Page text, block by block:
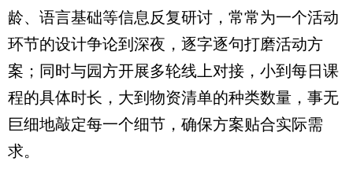
龄、语言基础等信息反复研讨，常常为一个活动
环节的设计争论到深夜，逐字逐句打磨活动方
案；同时与园方开展多轮线上对接，小到每日课
程的具体时长，大到物资清单的种类数量，事无
巨细地敲定每一个细节，确保方案贴合实际需
求。